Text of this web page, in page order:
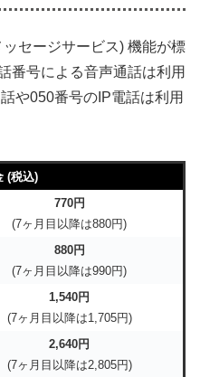
セージサービス) 機能が標
番号による音声通話は利用
や050番号のIP電話は利用
(税込)
770円
(7ヶ月目以降は880円)
880円
(7ヶ月目以降は990円)
1,540円
(7ヶ月目以降は1,705円)
2,640円
(7ヶ月目以降は2,805円)